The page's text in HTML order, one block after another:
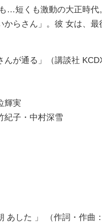
…短くも激動の大正時
からさん」。彼 女は、
んが通る」（講談社
輝実
紀子・中村深雪
あした 」 （作詞・作曲